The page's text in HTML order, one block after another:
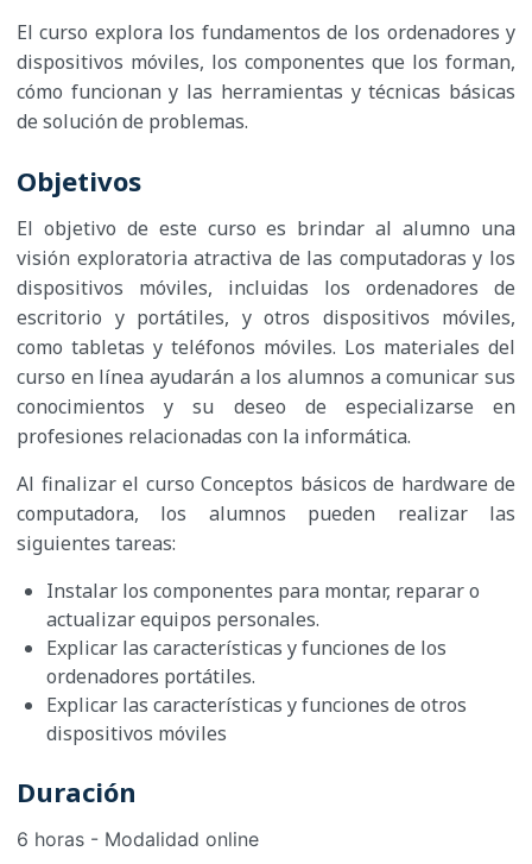
El curso explora los fundamentos de los ordenadores y
dispositivos móviles, los componentes que los forman,
cómo funcionan y las herramientas y técnicas básicas
de solución de problemas.
Objetivos
El objetivo de este curso es brindar al alumno una
visión exploratoria atractiva de las computadoras y los
dispositivos móviles, incluidas los ordenadores de
escritorio y portátiles, y otros dispositivos móviles,
como tabletas y teléfonos móviles. Los materiales del
curso en línea ayudarán a los alumnos a comunicar sus
conocimientos y su deseo de especializarse en
profesiones relacionadas con la informática.
Al finalizar el curso Conceptos básicos de hardware de
computadora, los alumnos pueden realizar las
siguientes tareas:
Instalar los componentes para montar, reparar o
actualizar equipos personales.
Explicar las características y funciones de los
ordenadores portátiles.
Explicar las características y funciones de otros
dispositivos móviles
Duración
6 horas - Modalidad online